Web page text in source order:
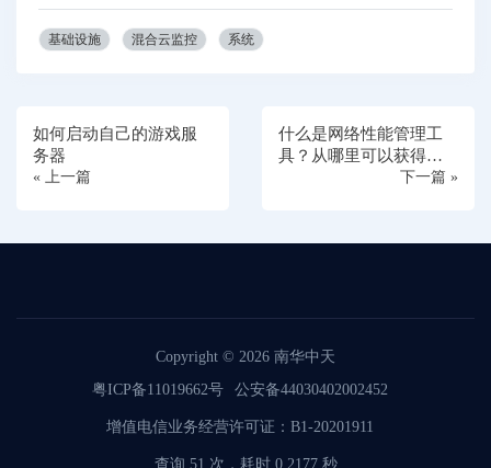
基础设施 混合云监控 系统
如何启动自己的游戏服
务器
« 上一篇
什么是网络性能管理工
具？从哪里可以获得
下一篇 »
Copyright © 2026 南华中天
粤ICP备11019662号
公安备44030402002452
增值电信业务经营许可证：B1-20201911
查询 51 次，耗时 0.2177 秒